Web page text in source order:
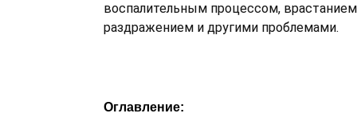
воспалительным процессом,
раздражением и другими проблемами.
Оглавление: